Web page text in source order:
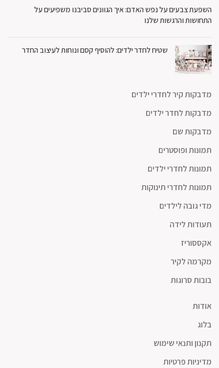
השפעת צבעים על נפש האדם: איך הגוונים סביבנו משפיעים על
התחושות והרגשות שלנו
שטיח לחדר ילדים: להוסיף קסם ונוחות לעיצוב החדר
מדבקות קיר לחדרי ילדים
מדבקות לחדר ילדים
מדבקות שם
תמונות ופוסטרים
תמונות לחדרי ילדים
תמונות לחדרי תינוקות
מדי גובה לילדים
תעודות לידה
אקססוריז
מקרמה לקיר
בובות סרוגות
אודות
בלוג
תקנון ותנאי שימוש
מדיניות פרטיות